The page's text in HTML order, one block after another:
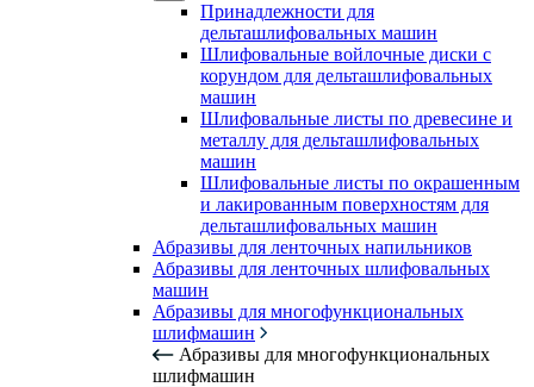
Принадлежности для
дельташлифовальных машин
Шлифовальные войлочные диски с
корундом для дельташлифовальных
машин
Шлифовальные листы по древесине и
металлу для дельташлифовальных
машин
Шлифовальные листы по окрашенным
и лакированным поверхностям для
дельташлифовальных машин
Абразивы для ленточных напильников
Абразивы для ленточных шлифовальных
машин
Абразивы для многофункциональных
шлифмашин
Абразивы для многофункциональных
шлифмашин